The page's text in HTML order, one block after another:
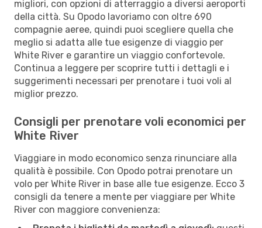
migliori, con opzioni di atterraggio a diversi aeroporti
della città. Su Opodo lavoriamo con oltre 690
compagnie aeree, quindi puoi scegliere quella che
meglio si adatta alle tue esigenze di viaggio per
White River e garantire un viaggio confortevole.
Continua a leggere per scoprire tutti i dettagli e i
suggerimenti necessari per prenotare i tuoi voli al
miglior prezzo.
Consigli per prenotare voli economici per
White River
Viaggiare in modo economico senza rinunciare alla
qualità è possibile. Con Opodo potrai prenotare un
volo per White River in base alle tue esigenze. Ecco 3
consigli da tenere a mente per viaggiare per White
River con maggiore convenienza: